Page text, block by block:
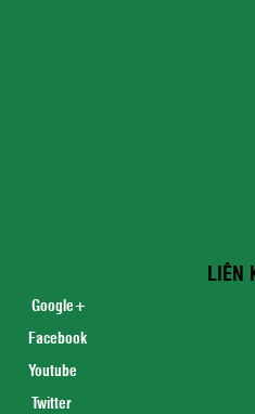
LIÊN
Google+
Facebook
Youtube
Twitter